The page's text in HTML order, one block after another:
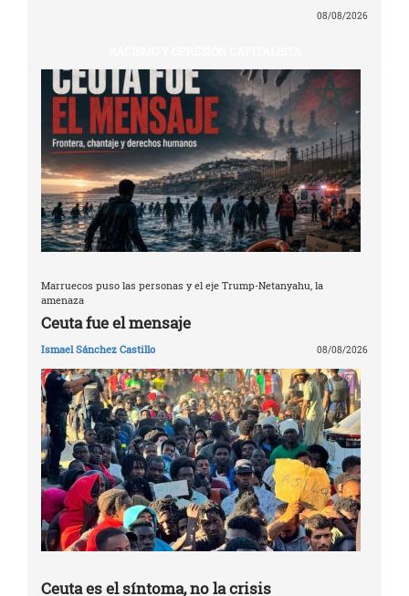
08/08/2026
Marruecos puso las personas y el eje Trump-Netanyahu, la
amenaza
Ceuta fue el mensaje
Ismael Sánchez Castillo 08/08/2026
Ceuta es el síntoma, no la crisis